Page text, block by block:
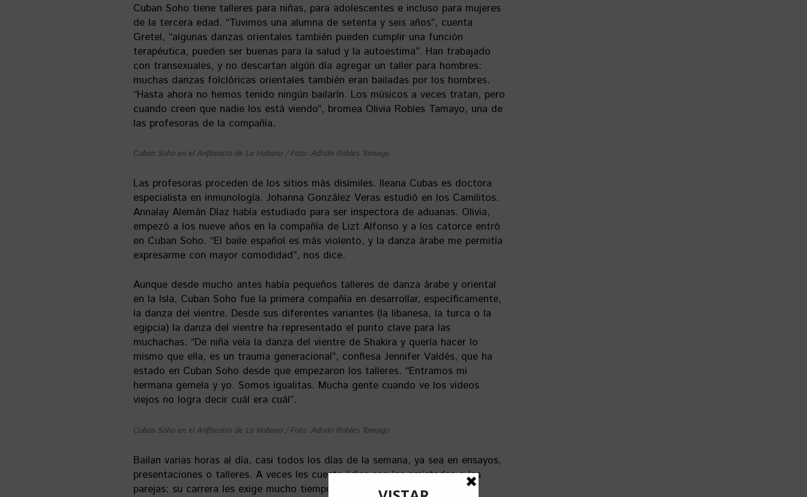
Cuban Soho tiene talleres para niñas, para adolescentes e incluso para mujeres
de la tercera edad. “Tuvimos una alumna de setenta y seis años”, cuenta
Gretel, “algunas danzas orientales también pueden cumplir una función
terapéutica, pueden ser buenas para la salud y la autoestima”. Han trabajado
con transexuales, y no descartan algún día agregar un taller para hombres:
muchas danzas folclóricas orientales también eran bailadas por los hombres.
“Hasta ahora no hemos tenido ningún bailarín. Los músicos a veces tratan, pero
cuando creen que nadie los está viendo”, bromea Olivia Robles Tamayo, una de
las profesoras de la compañía.
Cuban Soho en el Anfiteatro de La Habana / Foto: Adrián Robles Tamayo
Las profesoras proceden de los sitios más disímiles. Ileana Cubas es doctora
especialista en inmunología. Johanna González Veras estudió en los Camilitos.
Annalay Alemán Díaz había estudiado para ser inspectora de aduanas. Olivia,
empezó a los nueve años en la compañía de Lizt Alfonso y a los catorce entró
en Cuban Soho. “El baile español es más violento, y la danza árabe me permitía
expresarme con mayor comodidad”, nos dice.
Aunque desde mucho antes había pequeños talleres de danza árabe y oriental
en la Isla, Cuban Soho fue la primera compañía en desarrollar, específicamente,
la danza del vientre. Desde sus diferentes variantes (la libanesa, la turca o la
egipcia) la danza del vientre ha representado el punto clave para las
muchachas. “De niña veía la danza del vientre de Shakira y quería hacer lo
mismo que ella, es un trauma generacional”, confiesa Jennifer Valdés, que ha
estado en Cuban Soho desde que empezaron los talleres. “Entramos mi
hermana gemela y yo. Somos igualitas. Mucha gente cuando ve los videos
viejos no logra decir cuál era cuál”.
Cuban Soho en el Anfiteatro de La Habana / Foto: Adrián Robles Tamayo
Bailan varias horas al día, casi todos los días de la semana, ya sea en ensayos,
presentaciones o talleres. A veces les cuesta lidiar con las amistades o las
parejas: su carrera les exige mucho tiempo y sacrificio.